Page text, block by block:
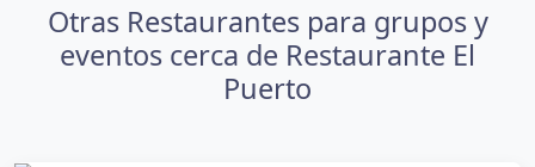
Otras Restaurantes para grupos y
eventos cerca de Restaurante El
Puerto